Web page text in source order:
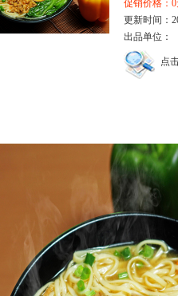
促销价格：
更新时间：
出品单位：
点